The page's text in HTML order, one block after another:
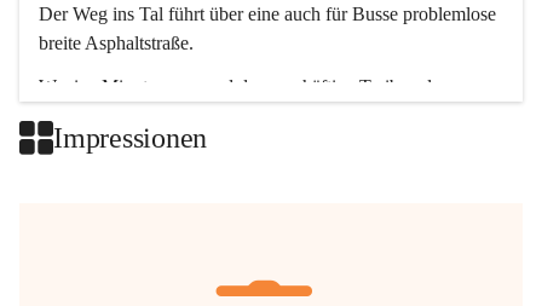
Der Weg ins Tal führt über eine auch für Busse problemlose
breite Asphaltstraße.
Wenige Minuten nur, und das geschäftige Treiben der
Impressionen